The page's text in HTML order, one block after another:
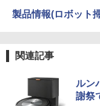
製品情報(ロボット
関連記事
ルン
謝祭